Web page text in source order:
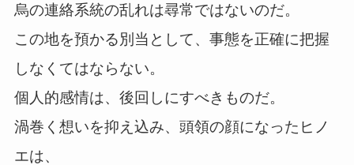
烏の連絡系統の乱れは尋常ではないのだ。
この地を預かる別当として、事態を正確に把握
しなくてはならない。
個人的感情は、後回しにすべきものだ。
渦巻く想いを抑え込み、頭領の顔になったヒノ
エは、